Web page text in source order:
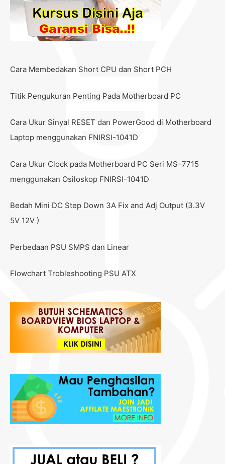
Cara Membedakan Short CPU dan Short PCH
Titik Pengukuran Penting Pada Motherboard PC
Cara Ukur Sinyal RESET dan PowerGood di Motherboard
Laptop menggunakan FNIRSI-1041D
Cara Ukur Clock pada Motherboard PC Seri MS–7715
menggunakan Osiloskop FNIRSI-1041D
Bedah Mini DC Step Down 3A Fix and Adj Output (3.3V
5V 12V )
Perbedaan PSU SMPS dan Linear
Flowchart Trobleshooting PSU ATX